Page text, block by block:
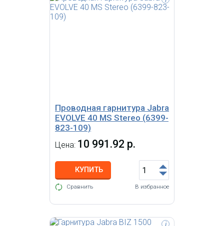
Проводная гарнитура Jabra
EVOLVE 40 MS Stereo (6399-
823-109)
Цена: 10 991.92 р.
КУПИТЬ
Сравнить В избранное
i